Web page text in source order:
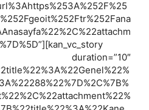
duration=”10″